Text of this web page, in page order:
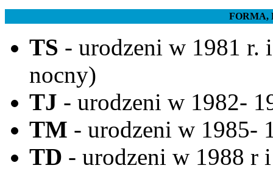
FORMA,
TS - urodzeni w 1981 r.
nocny)
TJ - urodzeni w 1982-
TM - urodzeni w 1985-
TD - urodzeni w 1988 r